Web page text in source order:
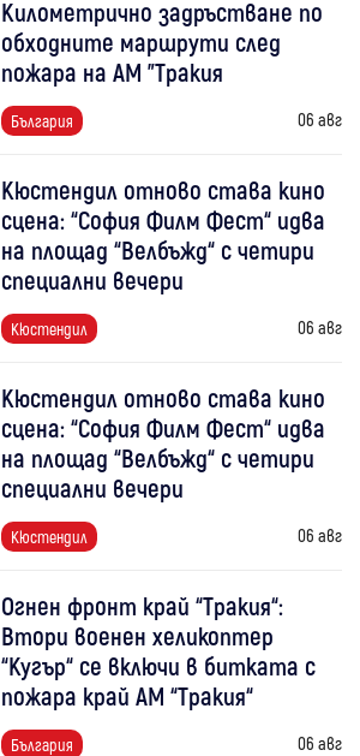
Километрично задръстване по
обходните маршрути след
пожара на АМ "Тракия
България 06 авг
Кюстендил отново става кино
сцена: “София Филм Фест“ идва
на площад “Велбъжд“ с четири
специални вечери
Кюстендил 06 авг
Кюстендил отново става кино
сцена: “София Филм Фест“ идва
на площад “Велбъжд“ с четири
специални вечери
Кюстендил 06 авг
Огнен фронт край “Тракия“:
Втори военен хеликоптер
“Кугър“ се включи в битката с
пожара край АМ “Тракия“
България 06 авг